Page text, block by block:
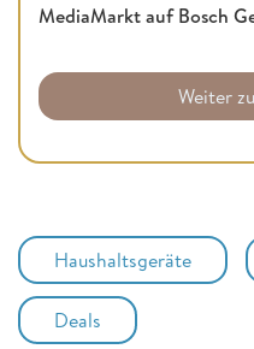
MediaMarktauf Bosch
Weiter
Haushaltsgeräte
Deals